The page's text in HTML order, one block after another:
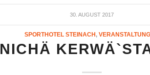
30. AUGUST 2017
SPORTHOTEL STEINACH ,